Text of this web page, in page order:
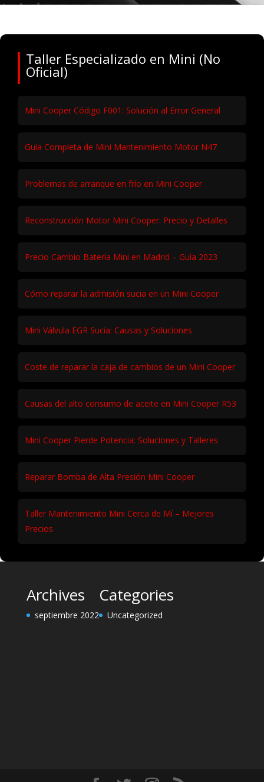
Taller Especializado en Mini (No
Oficial)
Mini Cooper Código F001: Solución al Error General
Guía Completa de Mini Mantenimiento Motor N47
Problemas de arranque en frío en Mini Cooper
Reconstrucción Motor Mini Cooper: Precio y Detalles
Precio Cambio Batería Mini en Madrid – Guía 2023
Cómo reparar la admisión sucia en un Mini Cooper
Mini Válvula EGR Sucia: Causas y Soluciones
Coste de reparar la caja de cambios de un Mini Cooper
Causas del alto consumo de aceite en Mini Cooper R53
Mini Cooper Pierde Potencia: Soluciones y Talleres
Reparar Bomba de Alta Presión Mini Cooper
Taller Mantenimiento Mini Cerca de Mí – Mejores
Precios
Archives
septiembre 2022
Categories
Uncategorized